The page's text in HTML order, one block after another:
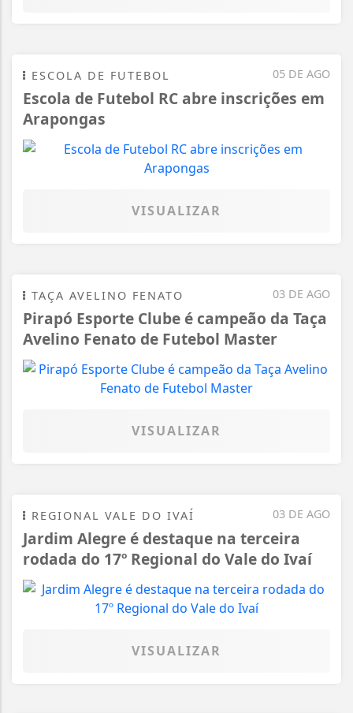
05 DE AGO
ESCOLA DE FUTEBOL
Escola de Futebol RC abre inscrições em
Arapongas
VISUALIZAR
03 DE AGO
TAÇA AVELINO FENATO
Pirapó Esporte Clube é campeão da Taça
Avelino Fenato de Futebol Master
VISUALIZAR
03 DE AGO
REGIONAL VALE DO IVAÍ
Jardim Alegre é destaque na terceira
rodada do 17º Regional do Vale do Ivaí
VISUALIZAR